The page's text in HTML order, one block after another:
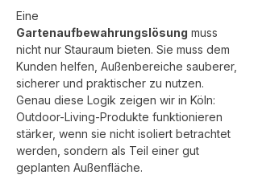
Eine
Gartenaufbewahrungslösung muss
nicht nur Stauraum bieten. Sie muss dem
Kunden helfen, Außenbereiche sauberer,
sicherer und praktischer zu nutzen.
Genau diese Logik zeigen wir in Köln:
Outdoor-Living-Produkte funktionieren
stärker, wenn sie nicht isoliert betrachtet
werden, sondern als Teil einer gut
geplanten Außenfläche.